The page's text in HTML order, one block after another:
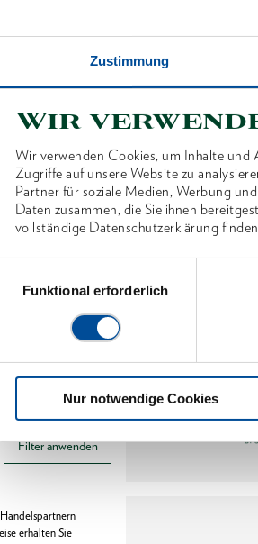
Zustimmung
Wir
Wir verwenden Cookies, um Inhalte und
Zugriffe auf unsere Website zu
Partner für soziale Medien, Werbung
Daten zusammen, die Sie ihnen
vollständige Datenschutzerklärung
Funktional erforderlich
Nur notwendige Cookies
Filter anwenden
erhalten Sie
1592408 /
Preis